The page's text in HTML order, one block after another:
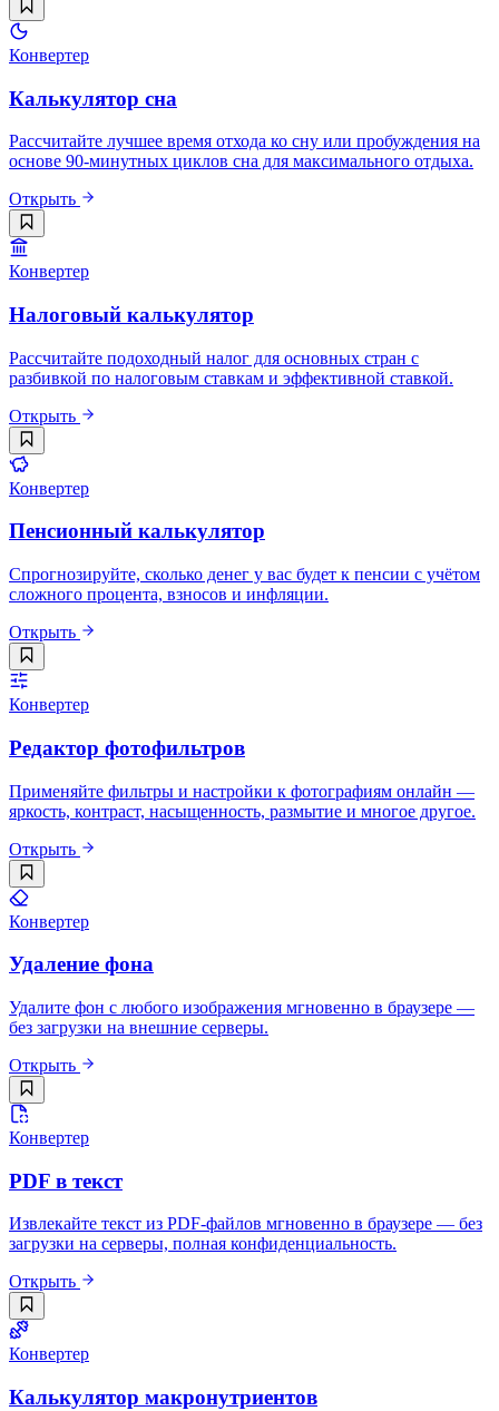
Конвертер
Калькулятор сна
Рассчитайте лучшее время отхода ко сну или пробуждения на
основе 90-минутных циклов сна для максимального отдыха.
Открыть
Конвертер
Налоговый калькулятор
Рассчитайте подоходный налог для основных стран с
разбивкой по налоговым ставкам и эффективной ставкой.
Открыть
Конвертер
Пенсионный калькулятор
Спрогнозируйте, сколько денег у вас будет к пенсии с учётом
сложного процента, взносов и инфляции.
Открыть
Конвертер
Редактор фотофильтров
Применяйте фильтры и настройки к фотографиям онлайн —
яркость, контраст, насыщенность, размытие и многое другое.
Открыть
Конвертер
Удаление фона
Удалите фон с любого изображения мгновенно в браузере —
без загрузки на внешние серверы.
Открыть
Конвертер
PDF в текст
Извлекайте текст из PDF-файлов мгновенно в браузере — без
загрузки на серверы, полная конфиденциальность.
Открыть
Конвертер
Калькулятор макронутриентов